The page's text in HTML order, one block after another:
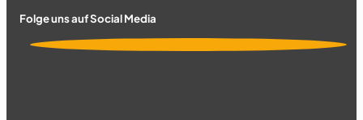
Folge uns auf Social Media